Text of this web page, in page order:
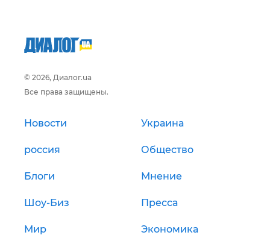
© 2026, Диалог.ua
Все права защищены.
Новости Украина
россия Общество
Блоги Мнение
Шоу-Биз Пресса
Мир Экономика